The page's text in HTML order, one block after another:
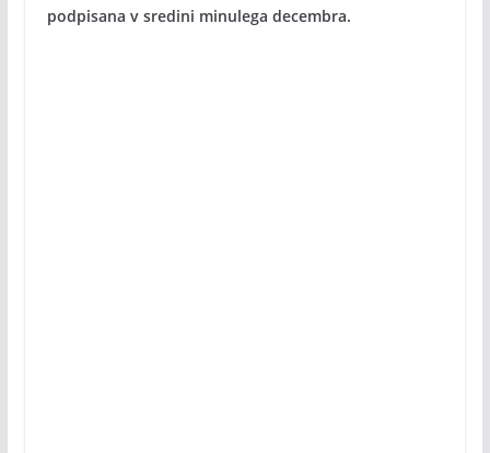
podpisana v sredini minulega decembra.